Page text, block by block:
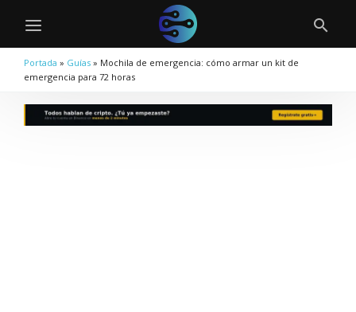
Portada » Guías » Mochila de emergencia: cómo armar un kit de
emergencia para 72 horas